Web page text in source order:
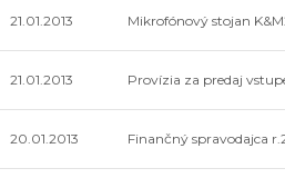
21.01.2013 Mikrofónový stojan
21.01.2013 Provízia za predaj
20.01.2013 Finančný spravodajca